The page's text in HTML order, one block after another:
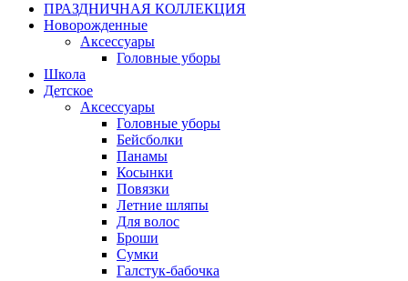
ПРАЗДНИЧНАЯ КОЛЛЕКЦИЯ
Новорожденные
Аксессуары
Головные уборы
Школа
Детское
Аксессуары
Головные уборы
Бейсболки
Панамы
Косынки
Повязки
Летние шляпы
Для волос
Броши
Сумки
Галстук-бабочка